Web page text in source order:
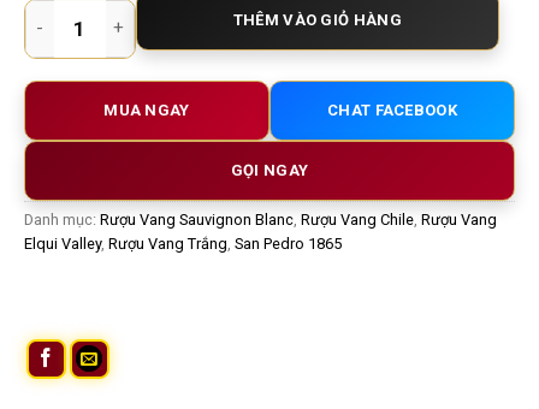
Rượu Vang Trắng 1865 Selected Vineyards Sauvignon Blanc
THÊM VÀO GIỎ HÀNG
MUA NGAY CHAT FACEBOOK
GỌI NGAY
Danh mục: Rượu Vang Sauvignon Blanc, Rượu Vang Chile, Rượu Vang
Elqui Valley, Rượu Vang Trắng, San Pedro 1865